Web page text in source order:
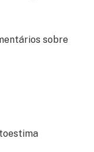
sobre